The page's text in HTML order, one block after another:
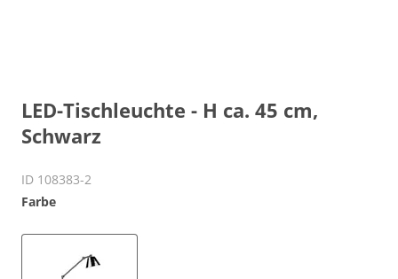
LED-Tischleuchte - H ca. 45 cm,
Schwarz
ID 108383-2
Farbe